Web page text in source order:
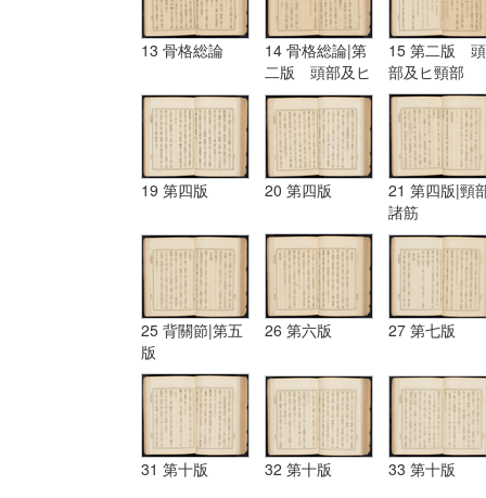
13 骨格総論
14 骨格総論|第
二版 頭部及ヒ
頸部
15 第二版 頭
部及ヒ頸部
19 第四版 20 第四版
21 第四版|頸
諸筋
25 背關節|第五
版
26 第六版 27 第七版
31 第十版 32 第十版 33 第十版